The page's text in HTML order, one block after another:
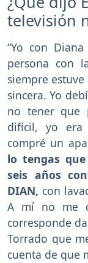
televisión
“Yo con
persona con
siempre
sincera. Yo
no tener que
difícil, yo era
compré un
lo tengas
seis años
DIAN, con
A mí no me
corresponde
Torrado que
cuenta de que